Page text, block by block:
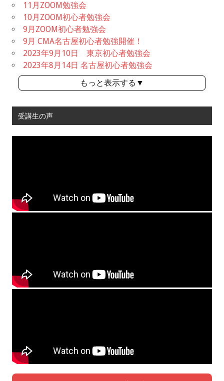
11月ZOOM勉強会
10月ZOOM初心者勉強会
9月ZOOM初心者勉強会
9月 CMA名古屋初心者勉強開催！
2023年9月10日 東京初心者勉強会
2023年8月14日 名古屋初心者勉強会
もっと表示する▼
受講生の声